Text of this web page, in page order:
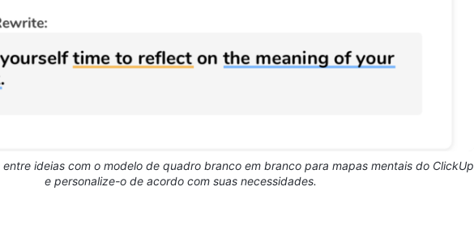
ideias com o modelo de quadro branco em branco para mapas mentais do ClickUp
e personalize-o de acordo com suas necessidades.